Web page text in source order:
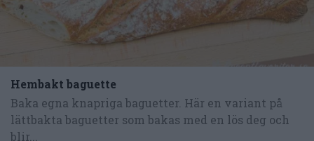
Hembakt baguette
Baka egna knapriga baguetter. Här en variant på
lättbakta baguetter som bakas med en lös deg och
blir...